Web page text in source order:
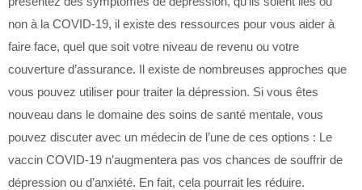
non à la COVID-19, il existe des ressources pour vous aider à
faire face, quel que soit votre niveau de revenu ou votre
couverture d’assurance. Il existe de nombreuses approches que
vous pouvez utiliser pour traiter la dépression. Si vous êtes
nouveau dans le domaine des soins de santé mentale, vous
pouvez discuter avec un médecin de l’une de ces options : Le
vaccin COVID-19 n’augmentera pas vos chances de souffrir de
dépression ou d’anxiété. En fait, cela pourrait les réduire.